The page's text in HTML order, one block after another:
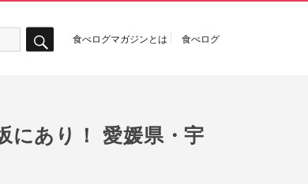
食べログマガジンとは 食べログ
にあり！ 愛媛県・宇